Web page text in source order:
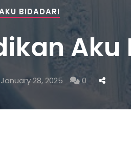
BIDADARI
Aku
January 28, 2025 0